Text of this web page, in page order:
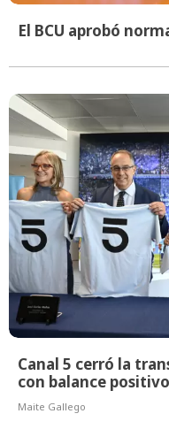
El BCU aprobó
Canal 5 cerró la
con balance
Maite Gallego